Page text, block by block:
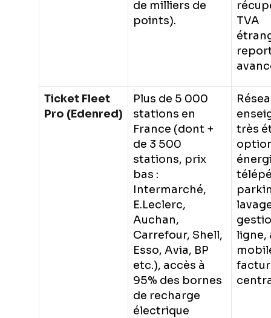
de milliers de
points).
TVA
Ticket Fleet
Pro (Edenred)
Plus de 5 000
stations en
France (dont +
de 3 500
stations, prix
bas :
Intermarché,
E.Leclerc,
Auchan,
Carrefour, Shell,
Esso, Avia, BP
etc.), accès à
95% des bornes
de recharge
électrique
très
ligne,